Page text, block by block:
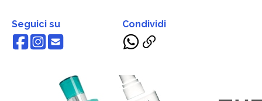
Seguici su Condividi